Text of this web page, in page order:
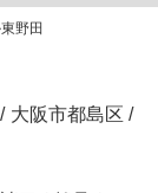
野田
/ 大阪市都島区 /